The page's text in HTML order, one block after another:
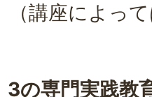
（講座によっ
3の専門実践